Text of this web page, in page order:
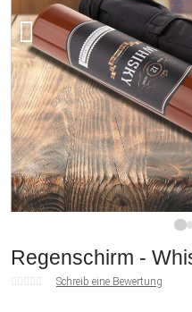
Regenschirm -
Schreib eine Bewertung